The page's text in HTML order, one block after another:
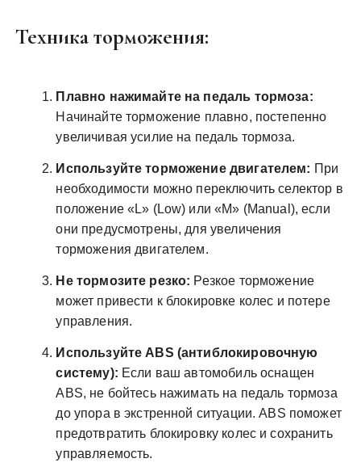
Техника торможения:
Плавно нажимайте на педаль тормоза:
Начинайте торможение плавно, постепенно
увеличивая усилие на педаль тормоза.
Используйте торможение двигателем: При
необходимости можно переключить селектор в
положение «L» (Low) или «M» (Manual), если
они предусмотрены, для увеличения
торможения двигателем.
Не тормозите резко: Резкое торможение
может привести к блокировке колес и потере
управления.
Используйте ABS (антиблокировочную
систему): Если ваш автомобиль оснащен
ABS, не бойтесь нажимать на педаль тормоза
до упора в экстренной ситуации. ABS поможет
предотвратить блокировку колес и сохранить
управляемость.